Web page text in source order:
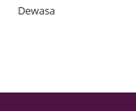
Dewasa